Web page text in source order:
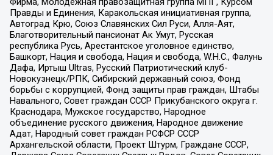
Правды и Единения, Каракольская инициативная группа,
Автоград Крю, Союз Славянских Сил Руси, Алля-Аят,
Благотворительный пансионат Ак Умут, Русская
республика Русь, Арестантское уголовное единство,
Башкорт, Нация и свобода, Нация и свобода, W.H.С., Фалунь
Дафа, Иртыш Ultras, Русский Патриотический клуб-
Новокузнецк/РПК, Сибирский державный союз, Фонд
борьбы с коррупцией, Фонд защиты прав граждан, Штабы
Навального, Совет граждан СССР Прикубанского округа г.
Краснодара, Мужское государство, Народное
объединение русского движения, Народное движение
Адат, Народный совет граждан РСФСР СССР
Архангельской области, Проект Штурм, Граждане СССР,